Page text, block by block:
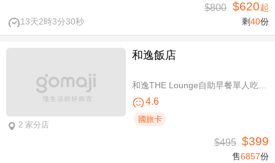
13天2時3分29秒
$800 $620起
剩40份
2 家分店
和逸飯店
4.6
國旅卡
$495 $399
售6857份